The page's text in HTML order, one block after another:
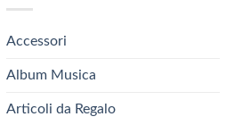
Accessori
Album Musica
Articoli da Regalo